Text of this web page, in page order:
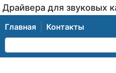
Драйвера для звуковых
Главная Контакты